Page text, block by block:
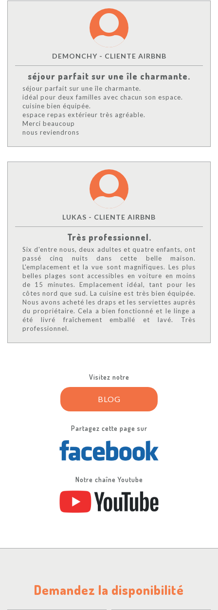
DEMONCHY - CLIENTE AIRBNB
séjour parfait sur une île charmante.
séjour parfait sur une île charmante.
idéal pour deux familles avec chacun son espace.
cuisine bien équipée.
espace repas extérieur très agréable.
Merci beaucoup
nous reviendrons
LUKAS - CLIENTE AIRBNB
Très professionnel.
Six d'entre nous, deux adultes et quatre enfants, ont
passé cinq nuits dans cette belle maison.
L'emplacement et la vue sont magnifiques. Les plus
belles plages sont accessibles en voiture en moins
de 15 minutes. Emplacement idéal, tant pour les
côtes nord que sud. La cuisine est très bien équipée.
Nous avons acheté les draps et les serviettes auprès
du propriétaire. Cela a bien fonctionné et le linge a
été livré fraîchement emballé et lavé. Très
professionnel.
Visitez notre
BLOG
Partagez cette page sur
Notre chaîne Youtube
Demandez la disponibilité